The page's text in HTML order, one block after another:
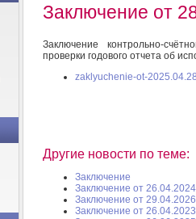
Заключение от
Заключение контрольно-
проверки годового отчета об
zaklyuchenie-ot-
Другие новости по теме:
Заключение
Заключение от 26.04.2024
Заключение от 29.04.2026
Заключение от 26.04.2023